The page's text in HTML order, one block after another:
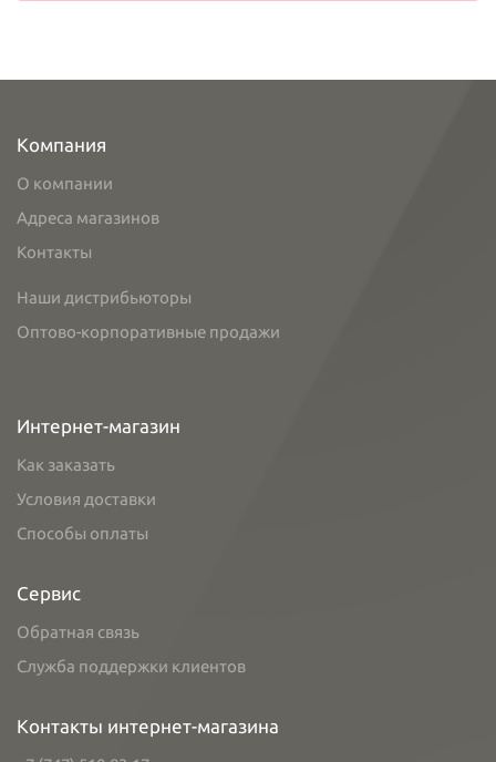
Компания
О компании
Адреса магазинов
Контакты
Наши дистрибьюторы
Оптово-корпоративные продажи
Интернет-магазин
Как заказать
Условия доставки
Способы оплаты
Сервис
Обратная связь
Служба поддержки клиентов
Контакты интернет-магазина